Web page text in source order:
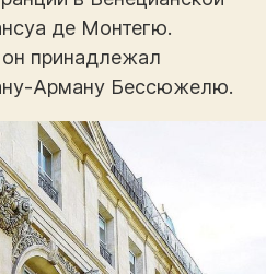
де Монтегю.
принадлежал
Арману Бессюжелю.